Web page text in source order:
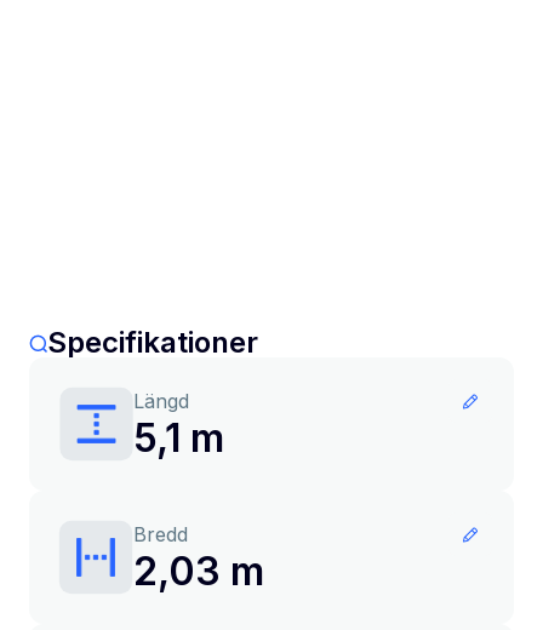
Specifikationer
Längd
5,1 m
Bredd
2,03 m